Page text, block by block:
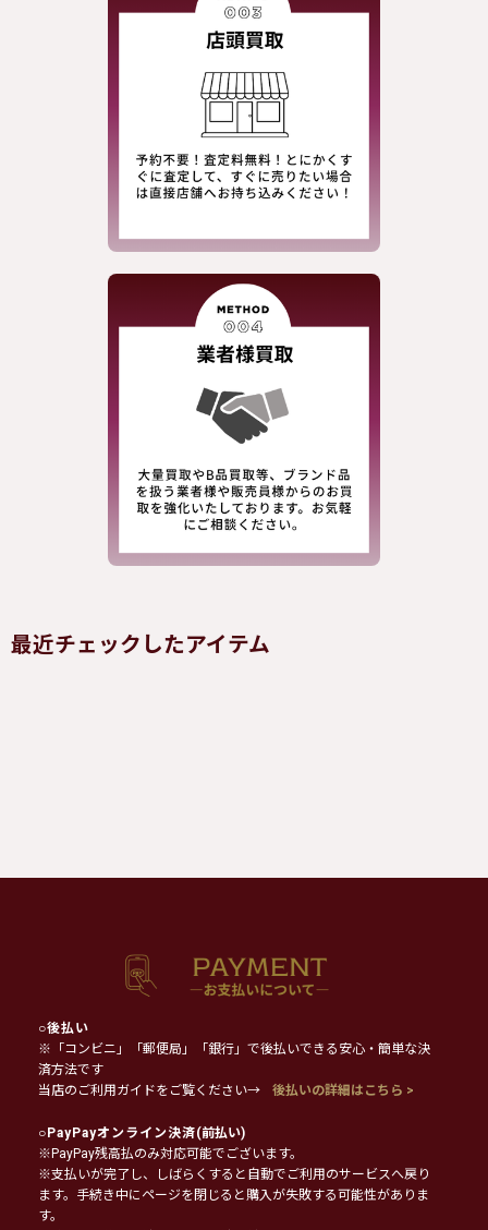
最近チェックしたアイテム
○後払い
※「コンビニ」「郵便局」「銀行」で後払いできる安心・簡単な決
済方法です
当店のご利用ガイドをご覧ください→
後払いの詳細はこちら >
○PayPayオンライン決済(前払い)
※PayPay残高払のみ対応可能でございます。
※支払いが完了し、しばらくすると自動でご利用のサービスへ戻り
ます。手続き中にページを閉じると購入が失敗する可能性がありま
す。